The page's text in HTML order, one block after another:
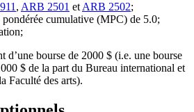
, ARB 2501 et ARB 2502;
cumulative (MPC) de 5.0;
d’une bourse de 2000 $ (i.e. une bourse
$ de la part du Bureau international et
Faculté des arts).